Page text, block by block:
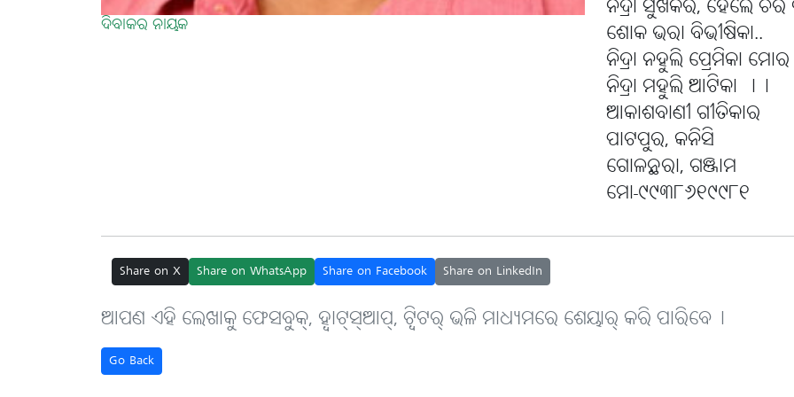
ଦିବାକର ନାୟକ
ନିଦ୍ରା ସୁଖକର, ହେଲେ ଚିର
ଶୋକ ଭରା ବିଭୀଷିକା..
ନିଦ୍ରା ନହୁଲି ପ୍ରେମିକା ମୋର
ନିଦ୍ରା ମହୁଲି ଆଟିକା ।।
ଆକାଶବାଣୀ ଗୀତିକାର
ପାଟପୁର, କନିସି
ଗୋଳନ୍ଥରା, ଗଞ୍ଜାମ
ମୋ-୯୯୩୮୬୧୯୯୮୧
Share on X Share on WhatsApp Share on Facebook Share on LinkedIn
ଆପଣ ଏହି ଲେଖାକୁ ଫେସବୁକ୍, ହ୍ବାଟ୍‌ସ୍‌ଆପ୍, ଟ୍ବିଟର୍ ଭଳି ମାଧ୍ୟମରେ ଶେୟାର୍ କରି ପାରିବେ୤
Go Back